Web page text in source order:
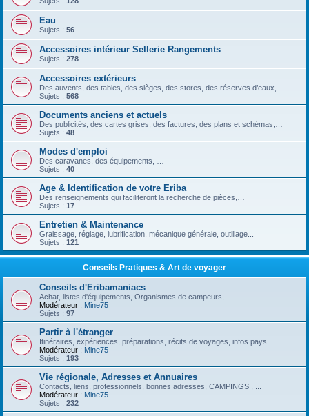
Eau
Sujets : 56
Accessoires intérieur Sellerie Rangements
Sujets : 278
Accessoires extérieurs
Des auvents, des tables, des sièges, des stores, des réserves d’eaux,…..
Sujets : 568
Documents anciens et actuels
Des publicités, des cartes grises, des factures, des plans et schémas,…
Sujets : 48
Modes d'emploi
Des caravanes, des équipements, …
Sujets : 40
Age & Identification de votre Eriba
Des renseignements qui faciliteront la recherche de pièces,…
Sujets : 17
Entretien & Maintenance
Graissage, réglage, lubrification, mécanique générale, outillage...
Sujets : 121
Conseils Pratiques & Art de voyager
Conseils d'Eribamaniacs
Achat, listes d'équipements, Organismes de campeurs, ...
Modérateur : Mine75
Sujets : 97
Partir à l'étranger
Itinéraires, expériences, préparations, récits de voyages, infos pays...
Modérateur : Mine75
Sujets : 193
Vie régionale, Adresses et Annuaires
Contacts, liens, professionnels, bonnes adresses, CAMPINGS , ...
Modérateur : Mine75
Sujets : 232